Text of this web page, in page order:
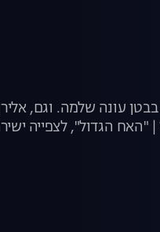
עונה שלמה. וגם,
הגדול", לצפייה